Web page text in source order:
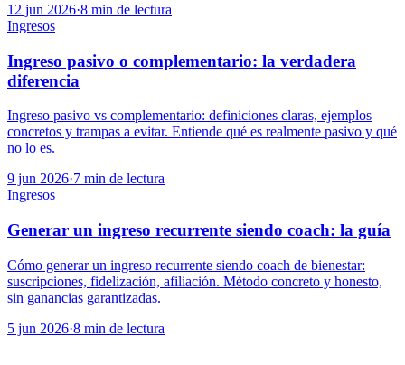
12 jun 2026·8 min de lectura
Ingresos
Ingreso pasivo o complementario: la verdadera
diferencia
Ingreso pasivo vs complementario: definiciones claras, ejemplos
concretos y trampas a evitar. Entiende qué es realmente pasivo y qué
no lo es.
9 jun 2026·7 min de lectura
Ingresos
Generar un ingreso recurrente siendo coach: la guía
Cómo generar un ingreso recurrente siendo coach de bienestar:
suscripciones, fidelización, afiliación. Método concreto y honesto,
sin ganancias garantizadas.
5 jun 2026·8 min de lectura